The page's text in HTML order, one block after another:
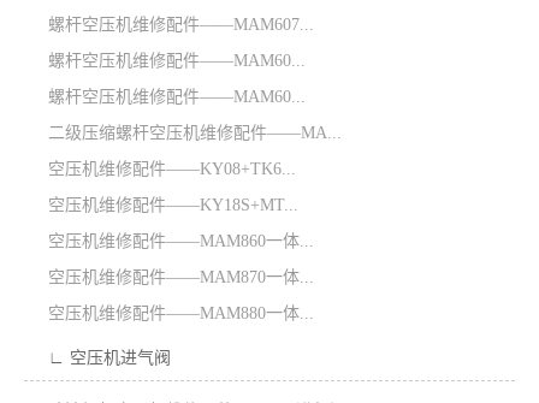
螺杆空压机维修配件——MAM607...
螺杆空压机维修配件——​MAM60...
螺杆空压机维修配件——​MAM60...
二级压缩螺杆空压机维修配件——MA...
空压机维修配件——KY08+TK6...
空压机维修配件——KY18S+MT...
空压机维修配件——MAM860一体...
空压机维修配件——MAM870一体...
空压机维修配件——MAM880一体...
∟ 空压机进气阀